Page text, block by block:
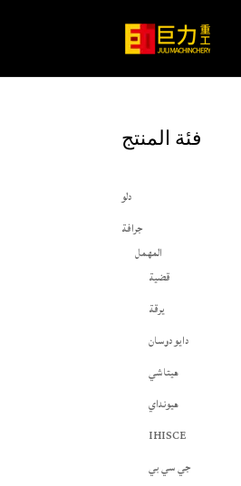
فئة المنتج
دلو
جرافة
المهمل
قضية
يرقة
دايو دوسان
هيتاشي
هيونداي
IHISCE
جي سي بي